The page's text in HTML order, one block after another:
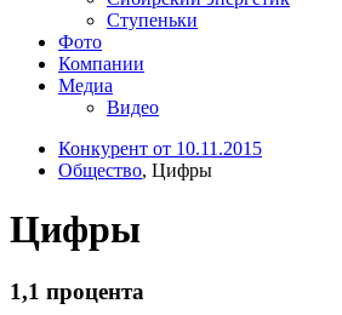
Ступеньки
Фото
Компании
Медиа
Видео
Конкурент от 10.11.2015
Общество, Цифры
Цифры
1,1 процента